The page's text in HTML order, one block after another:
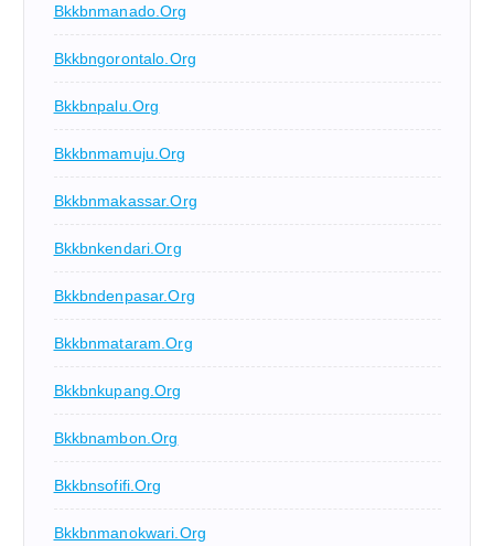
Bkkbnmanado.org
Bkkbngorontalo.org
Bkkbnpalu.org
Bkkbnmamuju.org
Bkkbnmakassar.org
Bkkbnkendari.org
Bkkbndenpasar.org
Bkkbnmataram.org
Bkkbnkupang.org
Bkkbnambon.org
Bkkbnsofifi.org
Bkkbnmanokwari.org